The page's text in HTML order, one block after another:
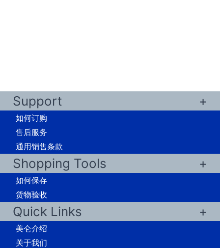
Support
如何订购
售后服务
通用销售条款
Shopping Tools
如何保存
货物验收
Quick Links
美仑介绍
关于我们